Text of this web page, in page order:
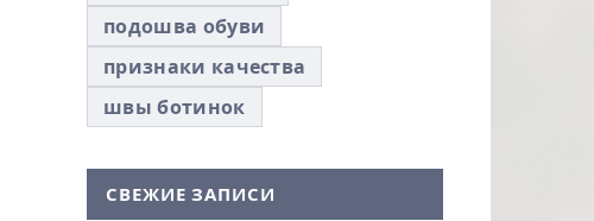
подошва обуви
признаки качества
швы ботинок
СВЕЖИЕ ЗАПИСИ